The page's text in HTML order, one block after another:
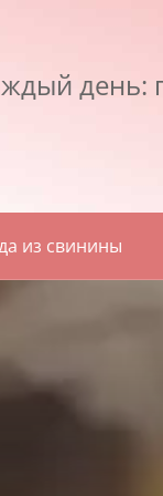
день:
из свинины